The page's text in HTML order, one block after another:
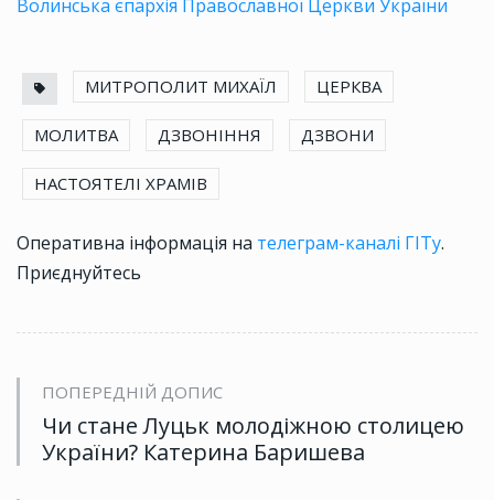
Волинська єпархія Православної Церкви України
МИТРОПОЛИТ МИХАЇЛ ЦЕРКВА
МОЛИТВА ДЗВОНІННЯ ДЗВОНИ
НАСТОЯТЕЛІ ХРАМІВ
Оперативна інформація на телеграм-каналі ГІТу.
Приєднуйтесь
ПОПЕРЕДНІЙ ДОПИС
Чи стане Луцьк молодіжною столицею
України? Катерина Баришева